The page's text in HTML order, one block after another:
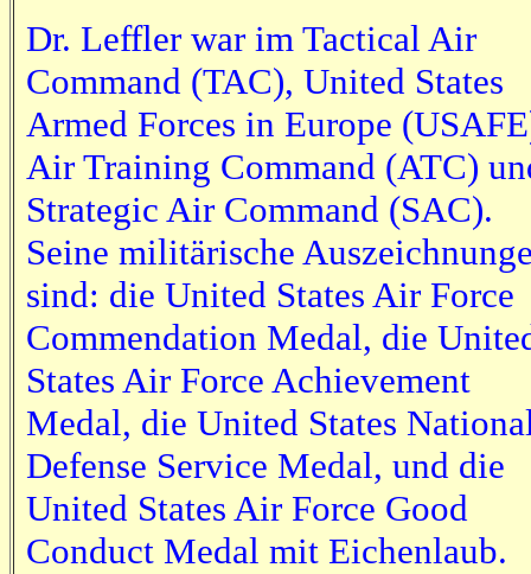
Dr. Leffler war im Tactical Air
Command (TAC), United States
Armed Forces in Europe
Air Training Command (ATC)
Strategic Air Command (SAC).
Seine militärische
sind: die United States Air Force
Commendation Medal, die
States Air Force Achievement
Medal, die United States
Defense Service Medal, und die
United States Air Force Good
Conduct Medal mit Eichenlaub.